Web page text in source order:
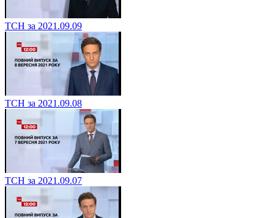
ТСН за 2021.09.09
ТСН за 2021.09.08
ТСН за 2021.09.07